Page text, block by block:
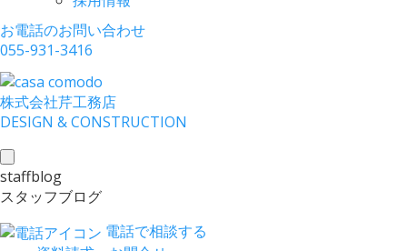
お電話のお問い合わせ
055-931-3416
株式会社芹工務店
DESIGN &CONSTRUCTION
toggle
navigation
staffblog
スタッフブログ
電話で相談する